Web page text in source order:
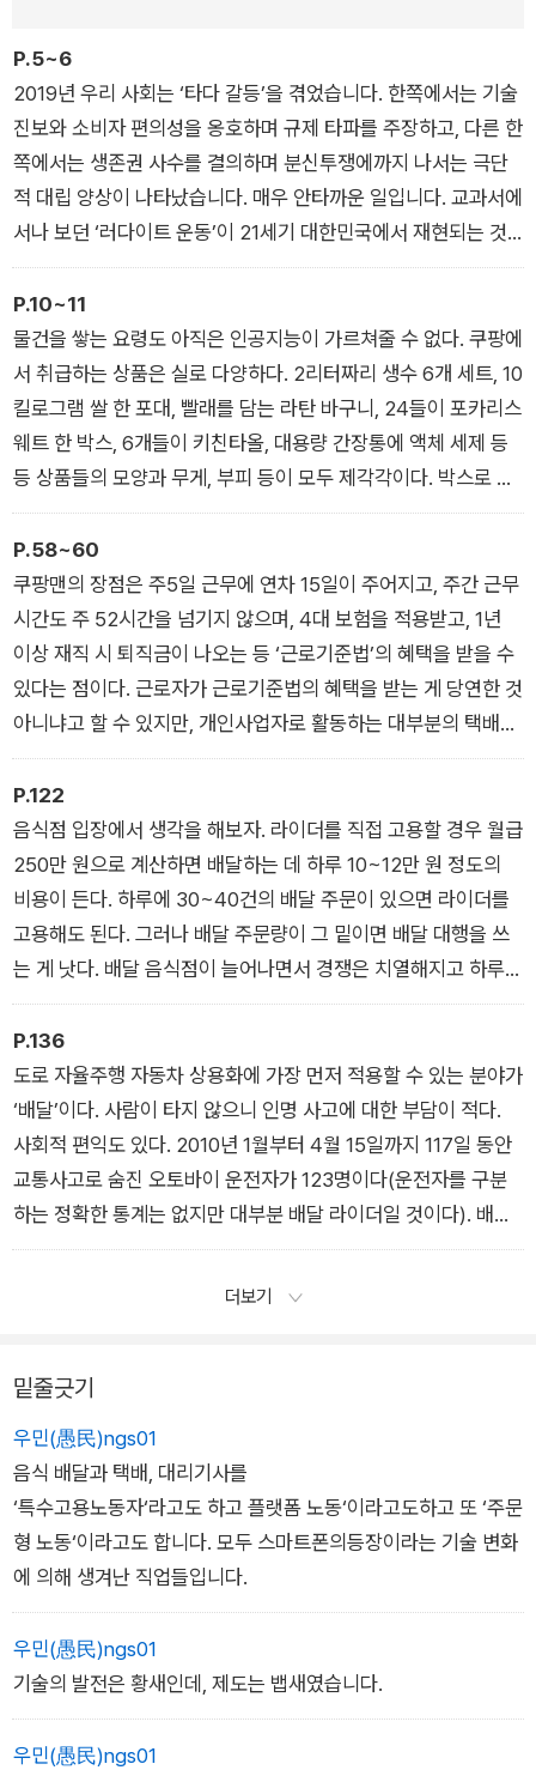
통찰은 읽는 이들에게 깊은 공감을 불러일으킨다. 추천한 이의 말
처럼 우리 시대에 태동한 노동 현실에 대한 발 빠른 보고서이자
현장에 뛰어들고자 하는 이들을 위한 좋은 가이드이다.
P.5~6
2019년 우리 사회는 ‘타다 갈등’을 겪었습니다. 한쪽에서는 기술
진보와 소비자 편의성을 옹호하며 규제 타파를 주장하고, 다른 한
쪽에서는 생존권 사수를 결의하며 분신투쟁에까지 나서는 극단
적 대립 양상이 나타났습니다. 매우 안타까운 일입니다. 교과서에
서나 보던 ‘러다이트 운동’이 21세기 대한민국에서 재현되는 것
같았습니다. 그럼에도 이 문제에 대한 사회적 해법은 만족스럽지
못했습니다.
적어도 제가 보기에는 그랬습니다. 시대 변화의 큰 흐름에 대한
논의와 방향 제시는 없고, 당장의 이권 조정으로 귀결된 것 같아
답답했습니다. 미디어에서 종종 ‘일일 체험기’ 같은 르포 기사들
이 나오기는 했지만, 제 궁금증과 답답함을 풀기에는 부족했습니
다. 궁금증과 답답함을 해결하기 위해 2020년 1월 다니던 회사
를 그만두고 배달 일에 뛰어들었습니다.
쿠팡 물류센터에서 일용직으로 일하고, 배달의민족 커넥터로 음
식 배달도 하고, 또 카카오 대리운전도 했습니다. 일을 하면서 만
나는 사람들의 이야기에도 귀를 기울였습니다.
- 프롤로그 중에서
P.10~11
물건을 쌓는 요령도 아직은 인공지능이 가르쳐줄 수 없다. 쿠팡에
서 취급하는 상품은 실로 다양하다. 2리터짜리 생수 6개 세트, 10
킬로그램 쌀 한 포대, 빨래를 담는 라탄 바구니, 24들이 포카리스
웨트 한 박스, 6개들이 키친타올, 대용량 간장통에 액체 세제 등
등 상품들의 모양과 무게, 부피 등이 모두 제각각이다. 박스로 포
장된 상품들은 각만 잘 맞춰서 쌓으면 문제없지만, 쌀 포대나 개
사료와 같이 형태가 복잡한 상품들이 섞이면 조금은 특별한 테트
리스 기술이 요구된다.
보통은 무거운 상품을 아래 깔고, 가벼운 상품을 위에 올려야 안
정적인 테트리스가 가능한데, 인공지능은 아직 움직이는 동선만
짤 줄 알았지 상품 무게에 따른 적재 순서까지 고려한 동선 파악
은 못하는 것 같다. 어떨 때는 앞서 쌓은 상품을 다 내리고 무거운
상품을 아래에 깐 뒤 다시 쌓아야 할 때도 있었다. 문제는 이렇게
‘생각’하는 시간이 길어지면 UPH, 즉 시간당 집품 수가 떨어진다
는 점이다. 네모난 박스로 척척 물건을 쌓아 빠르게 나르면 시간
당 140개도 거뜬한데, 이렇게 테트리스 능력이 필요한 난코스를
만나면 UPH가 뚝뚝 떨어져서 70 밑으로 갈 때도 있다.
- 1장 택배 전성시대의 하루, 쿠팡 중에서
P.58~60
쿠팡맨의 장점은 주5일 근무에 연차 15일이 주어지고, 주간 근무
시간도 주 52시간을 넘기지 않으며, 4대 보험을 적용받고, 1년
이상 재직 시 퇴직금이 나오는 등 ‘근로기준법’의 혜택을 받을 수
있다는 점이다. 근로자가 근로기준법의 혜택을 받는 게 당연한 것
아니냐고 할 수 있지만, 개인사업자로 활동하는 대부분의 택배기
사에게는 어디까지나 ‘남의 일’이다.
급여와 근로조건 등을 감안하면 쿠팡맨은 물류센터 직원보다 더
높은 급여 수준을 보장 받는다. 정규직 채용 기회도 많다. 앞서 언
급했듯이 쿠팡맨이 쿠팡의 핵심 경쟁력이기 때문이다. 사실 쿠팡
에서 파는 상품들이 상품 자체의 경쟁력이 있다고 하기는 어렵다.
대부분 다른 쇼핑몰 어디에서나 살 수 있는 상품들이다. 그렇다면
남들보다 더 많은 종류의 상품을 더 싸게, 더 빨
리 배송하는 방법밖에 없다.
물류센터 공정은 자동화 기술 수준이 빠르게 진척되고 있지만, 배
송 공정은 자동화 진척 속도가 느리다. 모든 상황을 컨트롤 할 수
있는 물류센터와 달리 옥외 배송은 수만 가지 변수와 맞닥뜨려야
한다. 아직은 사람이 필요한 이유다.
- 1장 택배 전성시대의 하루, 쿠팡 중에서
P.122
음식점 입장에서 생각을 해보자. 라이더를 직접 고용할 경우 월급
250만 원으로 계산하면 배달하는 데 하루 10~12만 원 정도의
비용이 든다. 하루에 30~40건의 배달 주문이 있으면 라이더를
고용해도 된다. 그러나 배달 주문량이 그 밑이면 배달 대행을 쓰
는 게 낫다. 배달 음식점이 늘어나면서 경쟁은 치열해지고 하루
배달 주문 30건 채우기가 쉽지 않다. 그 이상 늘어나면 파트타임
라이더를 더 고용해야 한다. 따라서 음식점 입장에서는 배달대행
을 선호할 수밖에 없다.
이 시장은 계속 성장 중이다. 기존 쇼핑을 생각해보라. 막히는 길
을 뚫고 가서 광활한 마트 주차장을 뱅뱅 돌아 어렵사리 주차를
한 뒤 물건을 한 가득 카트에 싣고 돌아온다. 이번에는 다
시 아파트 주차장을 뱅뱅 돌아 어렵사리 차를 대고 양손 가득 물
건을 들어 집까지 날라야 한다. 그런 번거로움 대신 클릭 몇 번이
면 집 앞으로 무거운 물부터 티셔츠 한 장까지 가져다주는 온라인
익숙해지고 있다. 배달 포장 기술도 점점 진화하
- 2장 배달 ON 배달 OFF, 배달의 민족
P.136
도로 자율주행 자동차 상용화에 가장 먼저 적용할 수 있는 분야가
‘배달’이다. 사람이 타지 않으니 인명 사고에 대한 부담이 적다.
사회적 편익도 있다. 2010년 1월부터 4월 15일까지 117일 동안
교통사고로 숨진 오토바이 운전자가 123명이다(운전자를 구분
하는 정확한 통계는 없지만 대부분 배달 라이더일 것이다). 배달
을 하다가 하루에 한 명 꼴로 죽어나가고 있다는 뜻이다. 배달 라
이더들의 일자리는 사라지겠지만 위험하고 힘든, 목숨 걸고 해야
날이 분명 올 것이다. 언제이냐가 문제일 뿐.
쿠팡 풀필먼트 서비스 물류센터에서 일하면서 “나는 그저 AI 팔
다리일 뿐인가”라는 기분을 느꼈다. 배민의 AI 추천배차를 이용
하며 다시 그 생각이 났다. 쿠팡 물류센터처럼 생각은 AI가 하고
나는 자전거 타며 음식 전달하는 AI의 팔다리가 돼 가고 있는 건
가? 거기에 하나 더, ‘내가 AI 숙력도 향상을 위해 데이터를 쌓아
고 더 빠르다.
- 2장 배달 ON 배달 OFF, 배달의 민족
더보기
밑줄긋기
우민(愚民)ngs01
음식 배달과 택배, 대리기사를
‘특수고용노동자‘라고도 하고 플랫폼 노동‘이라고도하고 또 ‘주문
형 노동‘이라고도 합니다. 모두 스마트폰의등장이라는 기술 변화
에 의해 생겨난 직업들입니다.
우민(愚民)ngs01
기술의 발전은 황새인데, 제도는 뱁새였습니다.
우민(愚民)ngs01